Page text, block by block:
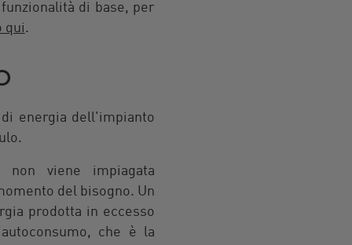
di base, per
qui.
energia dell'impianto
viene impiagata
del bisogno. Un
prodotta in eccesso
che è la